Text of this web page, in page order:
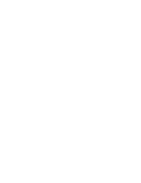
сааруулснаар